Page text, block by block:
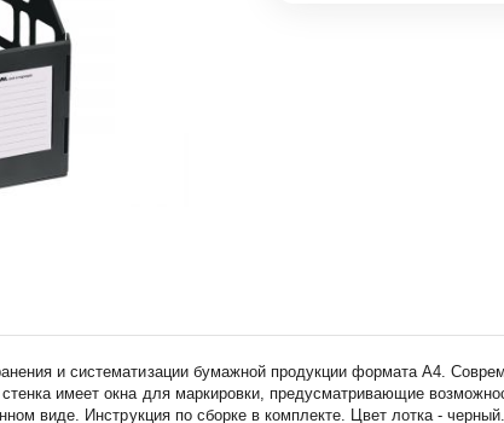
и систематизации бумажной продукции формата А4.
имеет окна для маркировки, предусматривающие
виде. Инструкция по сборке в комплекте. Цвет лотка -